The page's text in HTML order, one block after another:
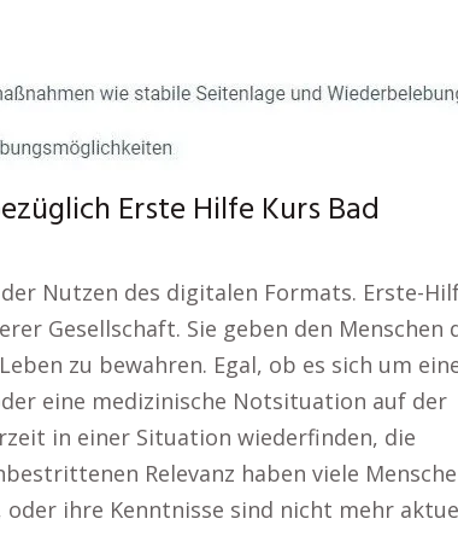
Erste Hilfe Kurs Bad
Nutzen des digitalen Formats. Erste-
Gesellschaft. Sie geben den Menschen
zu bewahren. Egal, ob es sich um
eine medizinische Notsituation auf der
in einer Situation wiederfinden, die
Relevanz haben viele
ihre Kenntnisse sind nicht mehr